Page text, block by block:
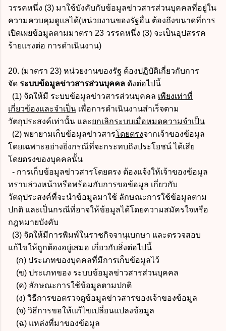
วรรคหนึ่ง (3) มาใช้บังคับกับข้อมูลข่าวสารส่วนบุคคลที่อยู่ใน
ความควบคุมดูแลได้(หน่วยงานของรัฐอื่น ต้องถึงขนาดที่การ
เปิดเผยข้อมูลตามมาตรา 23 วรรคหนึ่ง (3) จะเป็นอุปสรรค
ร้ายแรงต่อ การดำเนินงาน)
20. (มาตรา 23) หน่วยงานของรัฐ ต้องปฏิบัติเกี่ยวกับการ
จัด ระบบข้อมูลข่าวสารส่วนบุคคล ดังต่อไปนี้
(1) จัดให้มี ระบบข้อมูลข่าวสารส่วนบุคคล เพียงเท่าที่
เกี่ยวข้องและจำเป็น เพื่อการดำเนินงานสำเร็จตาม
วัตถุประสงค์เท่านั้น และยกเลิกระบบเมื่อหมดความจำเป็น
(2) พยายามเก็บข้อมูลข่าวสารโดยตรงจากเจ้าของข้อมูล
โดยเฉพาะอย่างยิ่งกรณีที่จะกระทบถึงประโยชน์ ได้เสีย
โดยตรงของบุคคลนั้น
- การเก็บข้อมูลข่าวสารโดยตรง ต้องแจ้งให้เจ้าของข้อมูล
ทราบล่วงหน้าหรือพร้อมกับการขอข้อมูล เกี่ยวกับ
วัตถุประสงค์ที่จะนำข้อมูลมาใช้ ลักษณะการใช้ข้อมูลตาม
ปกติ และเป็นกรณีที่อาจให้ข้อมูลได้โดยความสมัครใจหรือ
กฎหมายบังคับ
(3) จัดให้มีการพิมพ์ในราชกิจจานุเบกษา และตรวจสอบ
แก้ไขให้ถูกต้องอยู่เสมอ เกี่ยวกับสิ่งต่อไปนี้
(ก) ประเภทของบุคคลที่มีการเก็บข้อมูลไว้
(ข) ประเภทของ ระบบข้อมูลข่าวสารส่วนบุคคล
(ค) ลักษณะการใช้ข้อมูลตามปกติ
(ง) วิธีการขอตรวจดูข้อมูลข่าวสารของเจ้าของข้อมูล
(จ) วิธีการขอให้แก้ไขเปลี่ยนแปลงข้อมูล
(ฉ) แหล่งที่มาของข้อมูล